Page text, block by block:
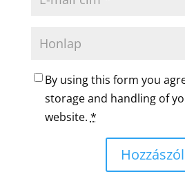
By using this form you
storage and handling of
website. *